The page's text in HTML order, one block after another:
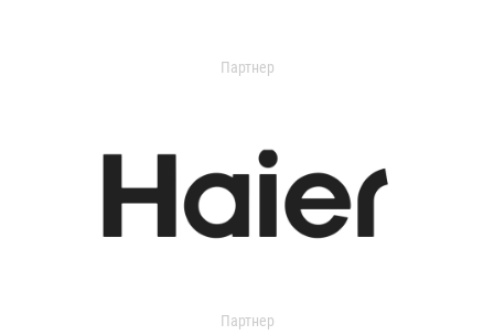
Партнер
Партнер